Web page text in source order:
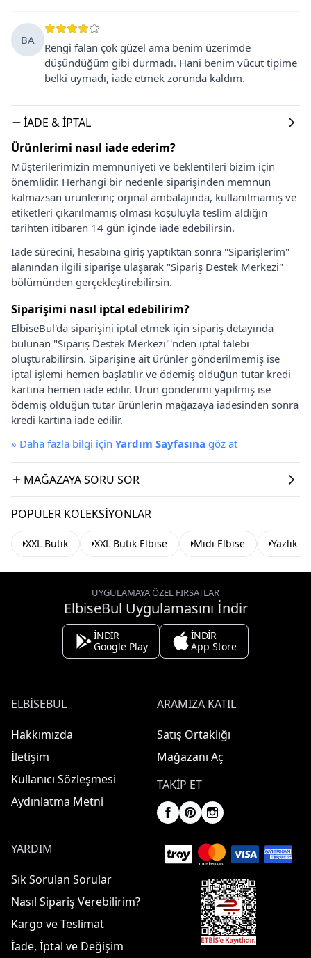
BA
Rengi falan çok güzel ama benim üzerimde
düşündüğüm gibi durmadı. Hani benim vücut tipime
belki uymadı, iade etmek zorunda kaldım.
İADE & İPTAL
Ürünlerimi nasıl iade ederim?
Müşterilerimizin memnuniyeti ve beklentileri bizim için
önemlidir. Herhangi bir nedenle siparişinden memnun
kalmazsan ürünlerini; orjinal ambalajında, kullanılmamış ve
etiketleri çıkarılmamış olması koşuluyla teslim aldığın
tarihten itibaren 14 gün içinde iade edebilirsin.
İade sürecini, hesabına giriş yaptıktan sonra "Siparişlerim"
alanından ilgili siparişe ulaşarak "Sipariş Destek Merkezi"
bölümünden gerçekleştirebilirsin.
Siparişimi nasıl iptal edebilirim?
ElbiseBul'da siparişini iptal etmek için sipariş detayında
bulunan "Sipariş Destek Merkezi"'nden iptal talebi
oluşturabilirsin. Siparişine ait ürünler gönderilmemiş ise
iptal işlemi hemen başlatılır ve ödemiş olduğun tutar kredi
kartına hemen iade edilir. Ürün gönderimi yapılmış ise
ödemiş olduğun tutar ürünlerin mağazaya iadesinden sonra
kredi kartına iade edilir.
» Daha fazla bilgi için Yardım Sayfasına göz at
MAĞAZAYA SORU SOR
POPÜLER KOLEKSIYONLAR
XXL Butik XXL Butik Elbise Midi Elbise Yazlık
UYGULAMAYA ÖZEL FIRSATLAR
ElbiseBul Uygulamasını İndir
İNDİR
Google Play
İNDİR
App Store
ELBISEBUL
Hakkımızda
İletişim
Kullanıcı Sözleşmesi
Aydınlatma Metni
ARAMIZA KATIL
Satış Ortaklığı
Mağazanı Aç
TAKIP ET
YARDIM
Sık Sorulan Sorular
Nasıl Sipariş Verebilirim?
Kargo ve Teslimat
İade, İptal ve Değişim